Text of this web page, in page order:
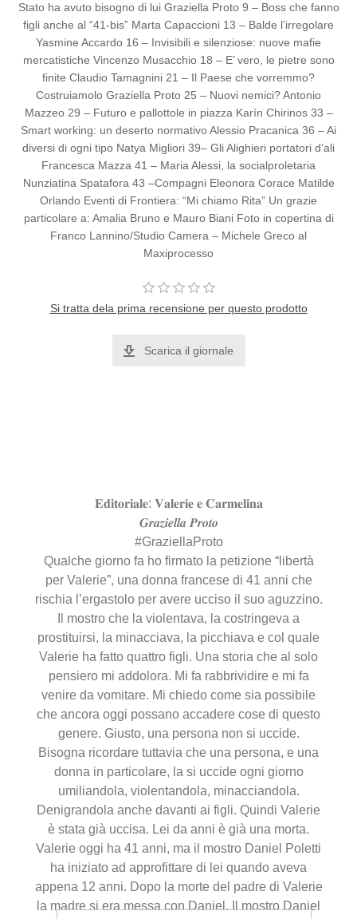
Stato ha avuto bisogno di lui Graziella Proto 9 – Boss che fanno
figli anche al “41-bis” Marta Capaccioni 13 – Balde l’irregolare
Yasmine Accardo 16 – Invisibili e silenziose: nuove mafie
mercatistiche Vincenzo Musacchio 18 – E’ vero, le pietre sono
finite Claudio Tamagnini 21 – Il Paese che vorremmo?
Costruiamolo Graziella Proto 25 – Nuovi nemici? Antonio
Mazzeo 29 – Futuro e pallottole in piazza Karín Chirinos 33 –
Smart working: un deserto normativo Alessio Pracanica 36 – Ai
diversi di ogni tipo Natya Migliori 39– Gli Alighieri portatori d’ali
Francesca Mazza 41 – Maria Alessi, la socialproletaria
Nunziatina Spatafora 43 –Compagni Eleonora Corace Matilde
Orlando Eventi di Frontiera: “Mi chiamo Rita” Un grazie
particolare a: Amalia Bruno e Mauro Biani Foto in copertina di
Franco Lannino/Studio Camera – Michele Greco al
Maxiprocesso
Si tratta dela prima recensione per questo prodotto
Scarica il giornale
𝐄𝐝𝐢𝐭𝐨𝐫𝐢𝐚𝐥𝐞: 𝐕𝐚𝐥𝐞𝐫𝐢𝐞 𝐞 𝐂𝐚𝐫𝐦𝐞𝐥𝐢𝐧𝐚
𝑮𝒓𝒂𝒛𝒊𝒆𝒍𝒍𝒂 𝑷𝒓𝒐𝒕𝒐
#GraziellaProto
Qualche giorno fa ho firmato la petizione “libertà
per Valerie”, una donna francese di 41 anni che
rischia l’ergastolo per avere ucciso il suo aguzzino.
Il mostro che la violentava, la costringeva a
prostituirsi, la minacciava, la picchiava e col quale
Valerie ha fatto quattro figli. Una storia che al solo
pensiero mi addolora. Mi fa rabbrividire e mi fa
venire da vomitare. Mi chiedo come sia possibile
che ancora oggi possano accadere cose di questo
genere. Giusto, una persona non si uccide.
Bisogna ricordare tuttavia che una persona, e una
donna in particolare, la si uccide ogni giorno
umiliandola, violentandola, minacciandola.
Denigrandola anche davanti ai figli. Quindi Valerie
è stata già uccisa. Lei da anni è già una morta.
Valerie oggi ha 41 anni, ma il mostro Daniel Poletti
ha iniziato ad approfittare di lei quando aveva
appena 12 anni. Dopo la morte del padre di Valerie
la madre si era messa con Daniel. Il mostro Daniel